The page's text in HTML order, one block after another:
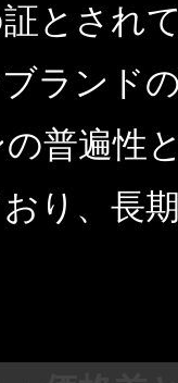
とされ
ランド
普遍性
り、長